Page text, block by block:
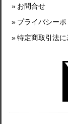
お問合せ
プライバシーポ
特定商取引法